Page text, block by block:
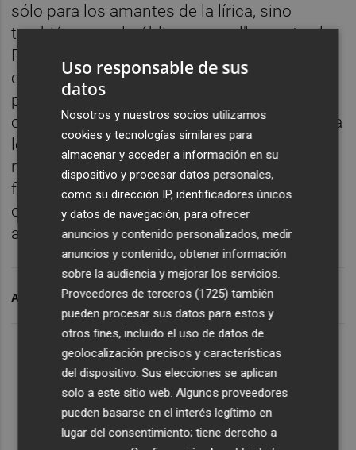
sólo para los amantes de la lírica, sino
también para el público general", apunta el
Palau de Les Arts en la nota de prensa. La
capacidad interpretativa de Netrebko le ha
permitido abarcar roles de todas las
categorías, desde las heroínas belcantistas a
los personajes más dramáticos del
repertorio, y su voz camaleónica, pasión,
fuerza y versatilidad en el escenario la han
convertido en "la gran estrella de la lírica
actual", añade.
ARCHIVADO EN LES ARTS
Uso responsable de sus
datos
Nosotros y nuestros socios utilizamos
cookies y tecnologías similares para
almacenar y acceder a información en su
dispositivo y procesar datos personales,
como su dirección IP, identificadores únicos
y datos de navegación, para ofrecer
anuncios y contenido personalizados, medir
anuncios y contenido, obtener información
sobre la audiencia y mejorar los servicios.
Proveedores de terceros (1725) también
pueden procesar sus datos para estos y
otros fines, incluido el uso de datos de
geolocalización precisos y características
del dispositivo. Sus elecciones se aplican
solo a este sitio web. Algunos proveedores
pueden basarse en el interés legítimo en
lugar del consentimiento; tiene derecho a